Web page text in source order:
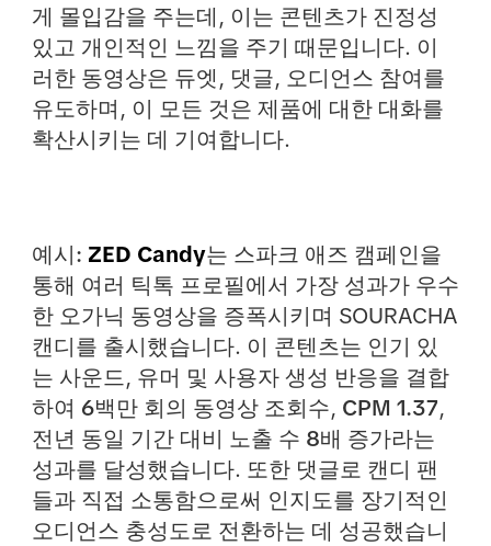
게 몰입감을 주는데, 이는 콘텐츠가 진정성
있고 개인적인 느낌을 주기 때문입니다. 이
러한 동영상은 듀엣, 댓글, 오디언스 참여를
유도하며, 이 모든 것은 제품에 대한 대화를
확산시키는 데 기여합니다.
예시: ZED Candy는 스파크 애즈 캠페인을
통해 여러 틱톡 프로필에서 가장 성과가 우수
한 오가닉 동영상을 증폭시키며 SOURACHA
캔디를 출시했습니다. 이 콘텐츠는 인기 있
는 사운드, 유머 및 사용자 생성 반응을 결합
하여 6백만 회의 동영상 조회수, CPM 1.37,
전년 동일 기간 대비
노출 수 8배 증가라는
성과를 달성했습니다. 또한 댓글로 캔디 팬
들과 직접 소통함으로써 인지도를 장기적인
오디언스 충성도로 전환하는 데 성공했습니